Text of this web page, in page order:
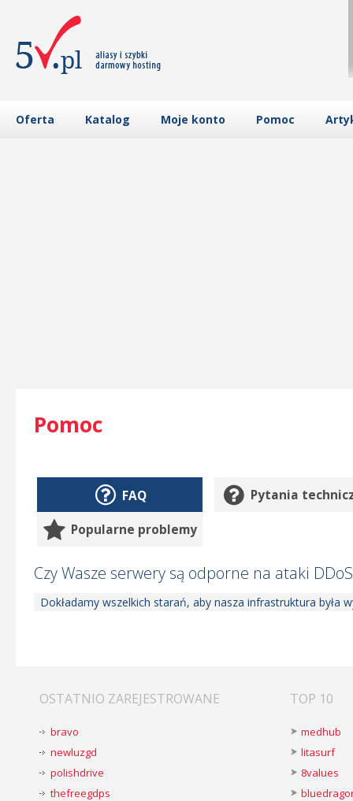
Oferta Katalog Moje konto Pomoc
Pomoc
FAQ Pytania
Popularne problemy
Czy Wasze serwery są odporne na ataki
Dokładamy wszelkich starań, aby nasza infrastruktura
OSTATNIO ZAREJESTROWANE
bravo
newluzgd
polishdrive
thefreegdps
TOP 10
medhub
litasurf
8values